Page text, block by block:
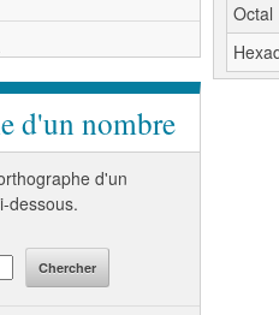
d'un nombre
d'un
dessous.
Octal